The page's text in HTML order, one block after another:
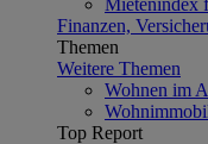
Finanzen,
Themen
Weitere Themen
Wohnen im
Top Report